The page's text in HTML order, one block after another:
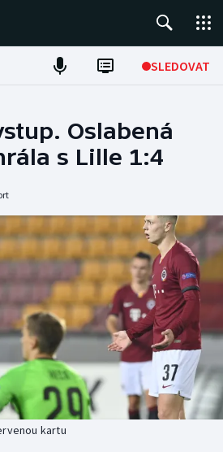
SLEDOVAT
Oslabená
s Lille 1:4
kartu